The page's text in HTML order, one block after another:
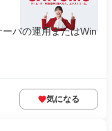
バの運用またはWin
気になる